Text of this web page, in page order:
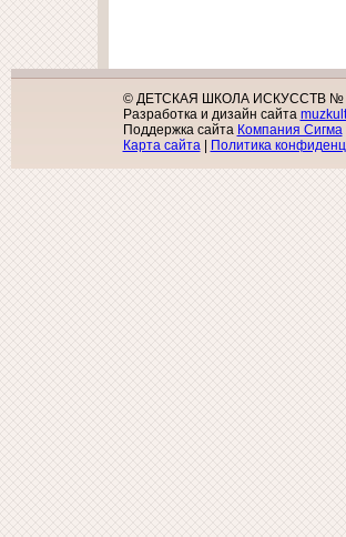
© ДЕТСКАЯ ШКОЛА ИСКУССТВ № 3
Разработка и дизайн сайта
Поддержка сайта Компания Сигма
Карта сайта | Политика